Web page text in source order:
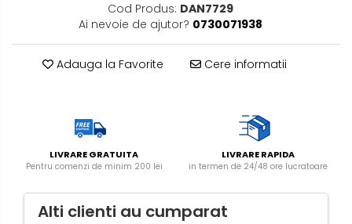
Ştechere/Stecher adaptor
Cod Produs: DAN7729
Ai nevoie de ajutor? 0730071938
Adauga la Favorite Cere informatii
LIVRARE GRATUITA
Pentru comenzi de minim 200 lei
LIVRARE RAPIDA
in termen de 24/48 ore lucratoare
Alti clienti au cumparat